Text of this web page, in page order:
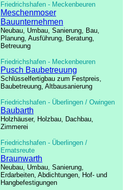
Friedrichshafen - Meckenbeuren
Meschenmoser
Bauunternehmen
Neubau, Umbau, Sanierung, Bau,
Planung, Ausführung, Beratung,
Betreuung
Friedrichshafen - Meckenbeuren
Pusch Baubetreuung
Schlüsselfertigbau zum Festpreis,
Baubetreuung, Altbausanierung
Friedrichshafen - Überlingen / Owingen
Baubarth
Holzhäuser, Holzbau, Dachbau,
Zimmerei
Friedrichshafen - Überlingen /
Ernatsreute
Braunwarth
Neubau, Umbau, Sanierung,
Erdarbeiten, Abdichtungen, Hof- und
Hangbefestigungen